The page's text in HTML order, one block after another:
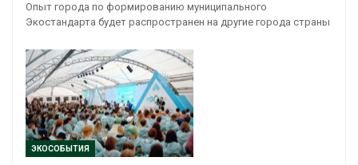
Опыт города по формированию муниципального
Экостандарта будет распространен на другие города страны
ЭКОСОБЫТИЯ